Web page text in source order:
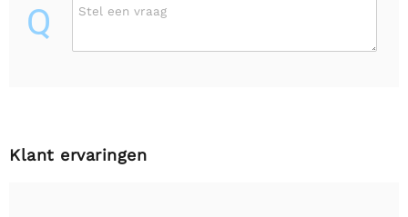
Q Stel een vraag
Klant ervaringen